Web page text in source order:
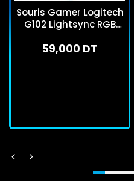
Souris Gamer Logitech
G102 Lightsync RGB
59,000 DT